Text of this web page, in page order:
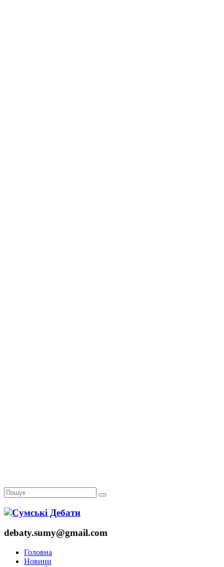
debaty.sumy@gmail.com
Головна
Новини